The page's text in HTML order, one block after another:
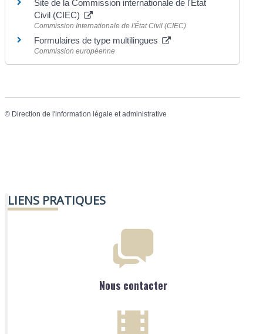
Site de la Commission internationale de l'État
Civil (CIEC)
Commission Internationale de l'État Civil (CIEC)
Formulaires de type multilingues
Commission européenne
© Direction de l'information légale et administrative
LIENS PRATIQUES
Nous contacter